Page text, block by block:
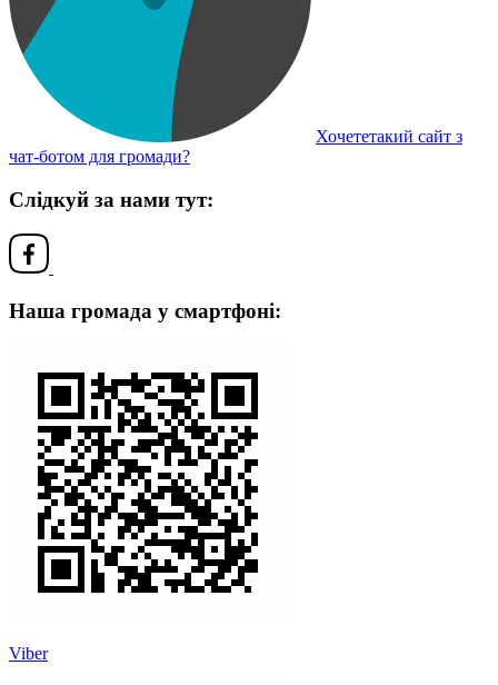
Хочететакий сайт з
чат-ботом для громади?
Слідкуй за нами тут:
Наша громада у смартфоні:
Viber